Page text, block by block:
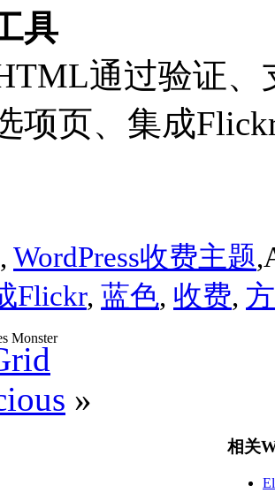
具
通过验证、
项页、集成
, WordPress收费主题
Flickr, 蓝色, 收费,
»
相关